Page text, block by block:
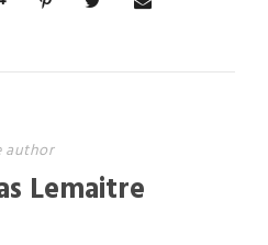
author
Lemaitre